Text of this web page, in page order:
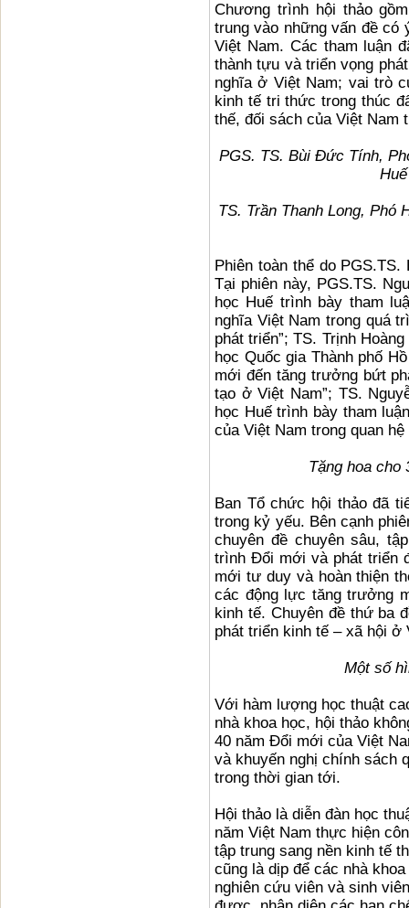
Chương trình hội thảo
trung vào những vấn đề
Việt Nam. Các tham luận
thành tựu và triển vọng
nghĩa ở Việt Nam; vai trò
kinh tế tri thức trong thúc
thế, đối sách của Việt Nam
PGS. TS. Bùi Đức Tính,
TS. Trần Thanh Long, Phó
Phiên toàn thể do
Tại phiên này, PGS.TS.
học Huế trình bày tham
nghĩa Việt Nam trong quá
phát triển”; TS. Trịnh
học Quốc gia Thành phố
mới đến tăng trưởng bứt
tạo ở Việt Nam”; TS.
học Huế trình bày tham
của Việt Nam trong quan
Tặng hoa cho
Ban Tổ chức hội thảo đã
trong kỷ yếu. Bên cạnh
chuyên đề chuyên sâu,
trình Đổi mới và phát triển
mới tư duy và hoàn thiện
các động lực tăng trưởng
kinh tế. Chuyên đề thứ ba
phát triển kinh tế – xã hội
Một số
Với hàm lượng học thuật
nhà khoa học, hội thảo
40 năm Đổi mới của Việt
và khuyến nghị chính sách
trong thời gian tới.
Hội thảo là diễn đàn học
năm Việt Nam thực hiện
tập trung sang nền kinh tế
cũng là dịp để các nhà
nghiên cứu viên và sinh